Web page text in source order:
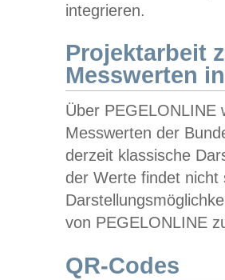
integrieren.
Projektarbeit
Messwerten
Über PEGELONLINE
Messwerten der
derzeit klassische
der Werte findet
von PEGELONLINE
QR-Codes